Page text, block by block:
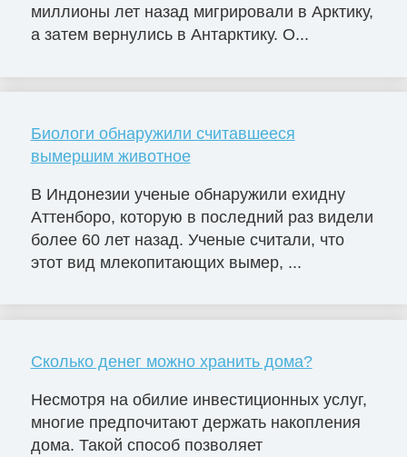
миллионы лет назад мигрировали в Арктику,
а затем вернулись в Антарктику. О...
Биологи обнаружили считавшееся
вымершим животное
В Индонезии ученые обнаружили ехидну
Аттенборо, которую в последний раз видели
более 60 лет назад. Ученые считали, что
этот вид млекопитающих вымер, ...
Сколько денег можно хранить дома?
Несмотря на обилие инвестиционных услуг,
многие предпочитают держать накопления
дома. Такой способ позволяет